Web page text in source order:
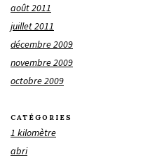
août 2011
juillet 2011
décembre 2009
novembre 2009
octobre 2009
CATÉGORIES
1 kilomètre
abri